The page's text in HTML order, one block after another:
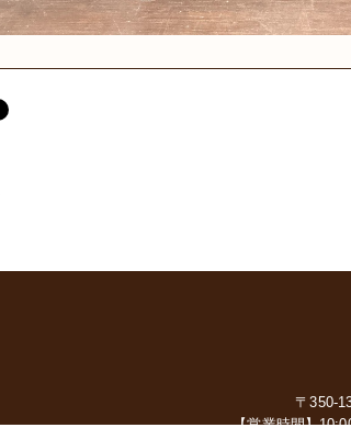
〒350-
【営業時間】